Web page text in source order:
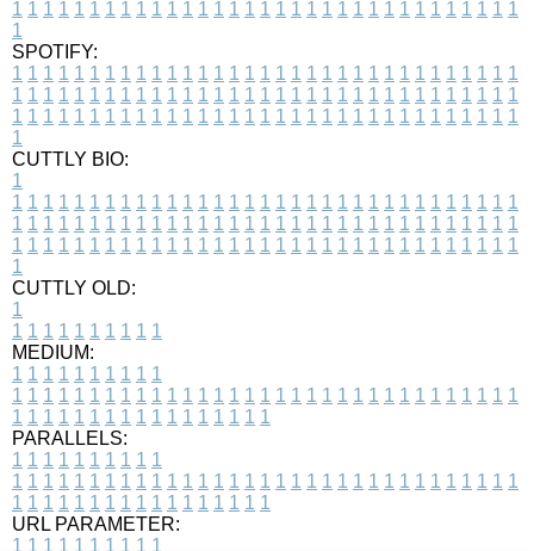
1 1 1 1 1 1 1 1 1 1 1 1 1 1 1 1 1 1 1 1 1 1 1 1 1 1 1 1 1 1 1 1 1
1
SPOTIFY:
1 1 1 1 1 1 1 1 1 1 1 1 1 1 1 1 1 1 1 1 1 1 1 1 1 1 1 1 1 1 1 1 1
1 1 1 1 1 1 1 1 1 1 1 1 1 1 1 1 1 1 1 1 1 1 1 1 1 1 1 1 1 1 1 1 1
1 1 1 1 1 1 1 1 1 1 1 1 1 1 1 1 1 1 1 1 1 1 1 1 1 1 1 1 1 1 1 1 1
1
CUTTLY BIO:
1
1 1 1 1 1 1 1 1 1 1 1 1 1 1 1 1 1 1 1 1 1 1 1 1 1 1 1 1 1 1 1 1 1
1 1 1 1 1 1 1 1 1 1 1 1 1 1 1 1 1 1 1 1 1 1 1 1 1 1 1 1 1 1 1 1 1
1 1 1 1 1 1 1 1 1 1 1 1 1 1 1 1 1 1 1 1 1 1 1 1 1 1 1 1 1 1 1 1 1
1
CUTTLY OLD:
1
1 1 1 1 1 1 1 1 1 1
MEDIUM:
1 1 1 1 1 1 1 1 1 1
1 1 1 1 1 1 1 1 1 1 1 1 1 1 1 1 1 1 1 1 1 1 1 1 1 1 1 1 1 1 1 1 1
1 1 1 1 1 1 1 1 1 1 1 1 1 1 1 1 1
PARALLELS:
1 1 1 1 1 1 1 1 1 1
1 1 1 1 1 1 1 1 1 1 1 1 1 1 1 1 1 1 1 1 1 1 1 1 1 1 1 1 1 1 1 1 1
1 1 1 1 1 1 1 1 1 1 1 1 1 1 1 1 1
URL PARAMETER:
1 1 1 1 1 1 1 1 1 1